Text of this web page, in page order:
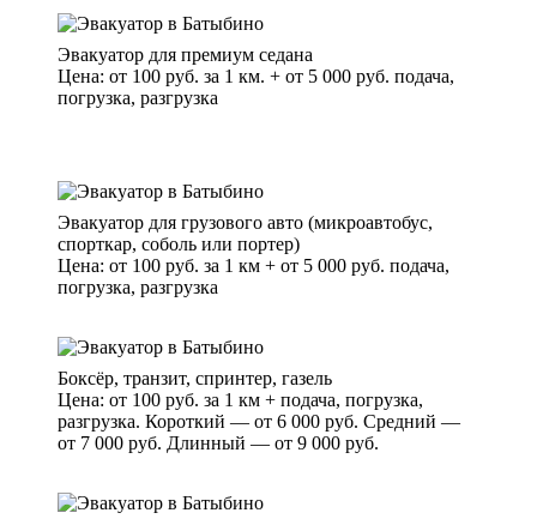
Эвакуатор для премиум седана
Цена: от 100 руб. за 1 км. + от 5 000 руб. подача,
погрузка, разгрузка
Эвакуатор для грузового авто (микроавтобус,
спорткар, соболь или портер)
Цена: от 100 руб. за 1 км + от 5 000 руб. подача,
погрузка, разгрузка
Боксёр, транзит, спринтер, газель
Цена: от 100 руб. за 1 км + подача, погрузка,
разгрузка. Короткий — от 6 000 руб. Средний —
от 7 000 руб. Длинный — от 9 000 руб.